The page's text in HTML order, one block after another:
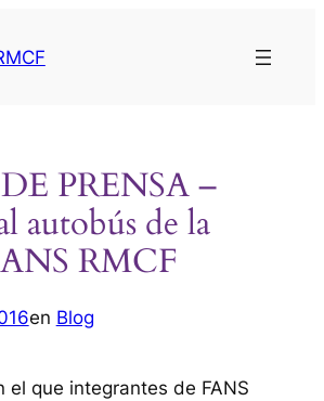
PRENSA –
autobús de la
RMCF
en Blog
el que integrantes de FANS